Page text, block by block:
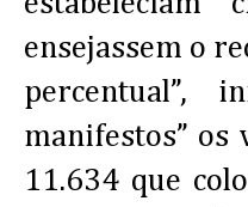
ensejassem o
percentual”,
manifestos” os
11.634 que